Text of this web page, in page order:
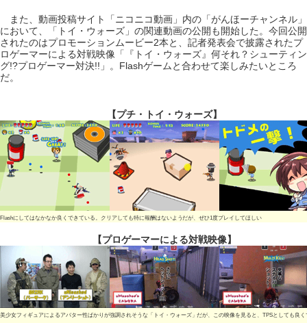
また、動画投稿サイト「ニコニコ動画」内の「がんほーチャンネル」
において、「トイ・ウォーズ」の関連動画の公開も開始した。今回公開
されたのはプロモーションムービー2本と、記者発表会で披露されたプ
ロゲーマーによる対戦映像「『トイ・ウォーズ』何それ？シューティン
グ!?プロゲーマー対決!!」。Flashゲームと合わせて楽しみたいところ
だ。
【プチ・トイ・ウォーズ】
Flashにしてはなかなか良くできている。クリアしても特に報酬はないようだが、ぜひ1度プレイしてほしい
【プロゲーマーによる対戦映像】
美少女フィギュアによるアバター性ばかりが強調されそうな「トイ・ウォーズ」だが、この映像を見ると、TPSとしても良く